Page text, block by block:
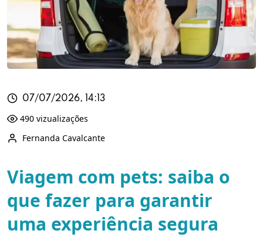
07/07/2026, 14:13
490 vizualizações
Fernanda Cavalcante
Viagem com pets: saiba o
que fazer para garantir
uma experiência segura